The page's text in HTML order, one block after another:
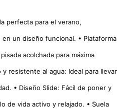
perfecta para el verano,
un diseño funcional. • Plataforma
acolchada para máxima
resistente al agua: Ideal para llevar
• Diseño Slide: Fácil de poner y
de vida activo y relajado. • Suela